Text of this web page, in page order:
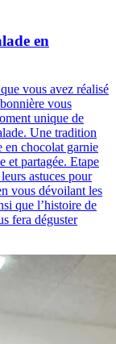
en
vous avez réalisé
vous
unique de
Une tradition
en chocolat garnie
et partagée. Etape
astuces pour
vous dévoilant les
que l’histoire de
fera déguster